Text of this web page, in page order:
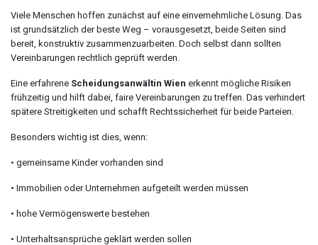
Viele Menschen hoffen zunächst auf eine einvernehmliche Lösung. Das
ist grundsätzlich der beste Weg – vorausgesetzt, beide Seiten sind
bereit, konstruktiv zusammenzuarbeiten. Doch selbst dann sollten
Vereinbarungen rechtlich geprüft werden.
Eine erfahrene Scheidungsanwältin Wien erkennt mögliche Risiken
frühzeitig und hilft dabei, faire Vereinbarungen zu treffen. Das verhindert
spätere Streitigkeiten und schafft Rechtssicherheit für beide Parteien.
Besonders wichtig ist dies, wenn:
• gemeinsame Kinder vorhanden sind
• Immobilien oder Unternehmen aufgeteilt werden müssen
• hohe Vermögenswerte bestehen
• Unterhaltsansprüche geklärt werden sollen